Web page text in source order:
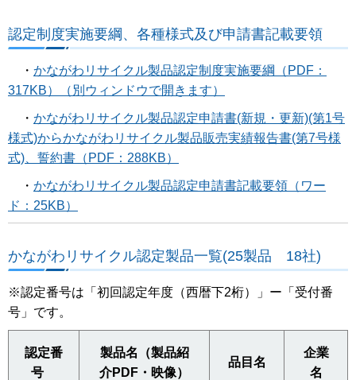
認定制度実施要綱、各種様式及び申請書記載要領
・ かながわリサイクル製品認定制度実施要綱（PDF：
317KB）（別ウィンドウで開きます）
・ かながわリサイクル製品認定申請書(新規・更新)(第1号
様式)からかながわリサイクル製品販売実績報告書(第7号様
式)、誓約書（PDF：288KB）
・ かながわリサイクル製品認定申請書記載要領（ワー
ド：25KB）
かながわリサイクル認定製品一覧(25製品 18社)
※認定番号は「初回認定年度（西暦下2桁）」ー「受付番
号」です。
認定番
号
製品名（製品紹
介PDF・映像）
品目名
企業
名